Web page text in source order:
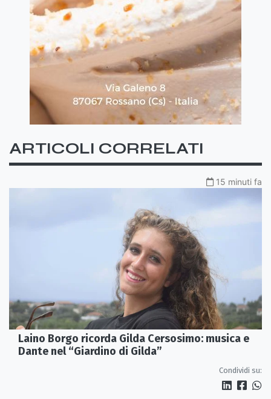
ARTICOLI CORRELATI
15 minuti fa
Laino Borgo ricorda Gilda Cersosimo: musica e
Dante nel “Giardino di Gilda”
Condividi su: